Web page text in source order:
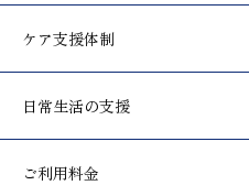
ケア支援体制
日常生活の支援
ご利用料金